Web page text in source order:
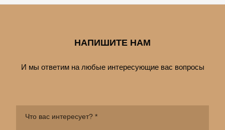
НАПИШИТЕ НАМ
И мы ответим на любые интересующие вас вопросы